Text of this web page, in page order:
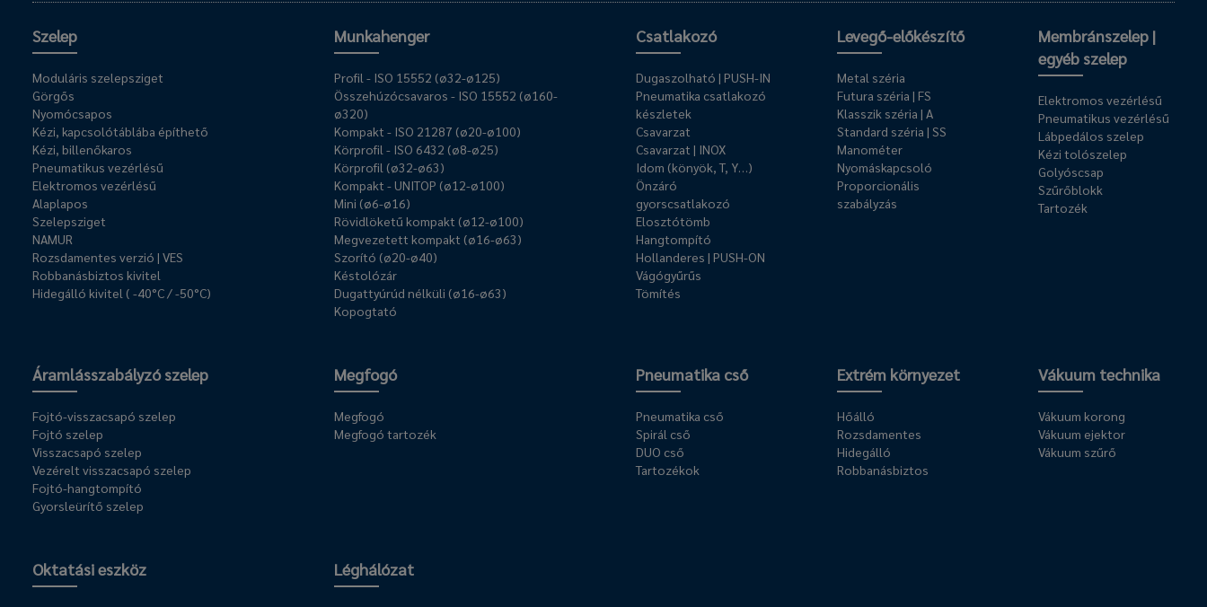
Szelep
Moduláris szelepsziget
Görgős
Nyomócsapos
Kézi, kapcsolótáblába építhető
Kézi, billenőkaros
Pneumatikus vezérlésű
Elektromos vezérlésű
Alaplapos
Szelepsziget
NAMUR
Rozsdamentes verzió | VES
Robbanásbiztos kivitel
Hidegálló kivitel ( -40°C / -50°C)
Munkahenger
Profil - ISO 15552 (ø32-ø125)
Összehúzócsavaros - ISO 15552 (ø160-
ø320)
Kompakt - ISO 21287 (ø20-ø100)
Körprofil - ISO 6432 (ø8-ø25)
Körprofil (ø32-ø63)
Kompakt - UNITOP (ø12-ø100)
Mini (ø6-ø16)
Rövidlöketű kompakt (ø12-ø100)
Megvezetett kompakt (ø16-ø63)
Szorító (ø20-ø40)
Késtolózár
Dugattyúrúd nélküli (ø16-ø63)
Kopogtató
Csatlakozó
Dugaszolható | PUSH-IN
Pneumatika csatlakozó
készletek
Csavarzat
Csavarzat | INOX
Idom (könyök, T, Y…)
Önzáró
gyorscsatlakozó
Elosztótömb
Hangtompító
Hollanderes | PUSH-ON
Vágógyűrűs
Tömítés
Levegő-előkészítő
Metal széria
Futura széria | FS
Klasszik széria | A
Standard széria | SS
Manométer
Nyomáskapcsoló
Proporcionális
szabályzás
Membránszelep |
egyéb szelep
Elektromos vezérlésű
Pneumatikus vezérlésű
Lábpedálos szelep
Kézi tolószelep
Golyóscsap
Szűrőblokk
Tartozék
Áramlásszabályzó szelep
Fojtó-visszacsapó szelep
Fojtó szelep
Visszacsapó szelep
Vezérelt visszacsapó szelep
Fojtó-hangtompító
Gyorsleürítő szelep
Megfogó
Megfogó
Megfogó tartozék
Pneumatika cső
Pneumatika cső
Spirál cső
DUO cső
Tartozékok
Extrém környezet
Hőálló
Rozsdamentes
Hidegálló
Robbanásbiztos
Vákuum technika
Vákuum korong
Vákuum ejektor
Vákuum szűrő
Oktatási eszköz Léghálózat